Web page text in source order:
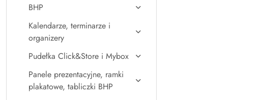
BHP
Kalendarze, terminarze i
organizery
Pudełka Click&Store i Mybox
Panele prezentacyjne, ramki
plakatowe, tabliczki BHP